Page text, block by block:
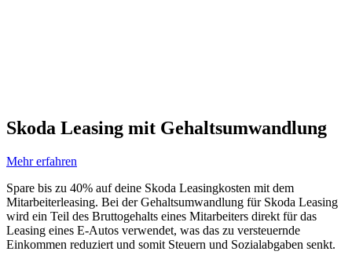
Skoda Leasing mit Gehaltsumwandlung
Mehr erfahren
Spare bis zu 40% auf deine Skoda Leasingkosten mit dem
Mitarbeiterleasing. Bei der Gehaltsumwandlung für Skoda Leasing
wird ein Teil des Bruttogehalts eines Mitarbeiters direkt für das
Leasing eines E-Autos verwendet, was das zu versteuernde
Einkommen reduziert und somit Steuern und Sozialabgaben senkt.